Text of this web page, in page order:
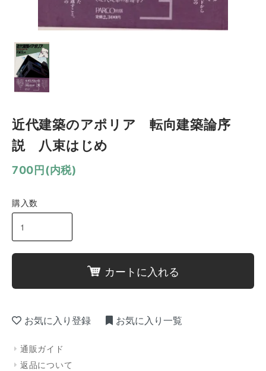
近代建築のアポリア 転向建築論序
説 八束はじめ
700円(内税)
購入数
カートに入れる
お気に入り登録 お気に入り一覧
通販ガイド
返品について